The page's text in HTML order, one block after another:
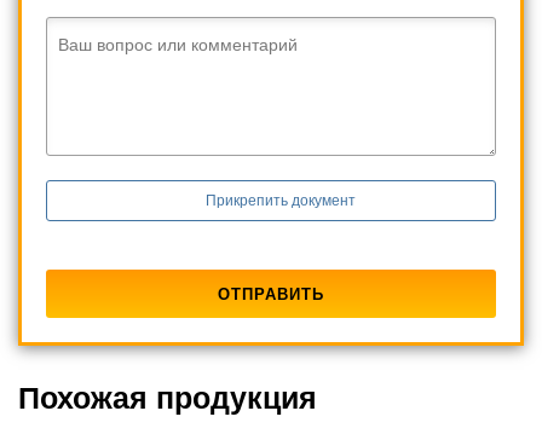
Ваш вопрос или комментарий
Прикрепить документ
Похожая продукция